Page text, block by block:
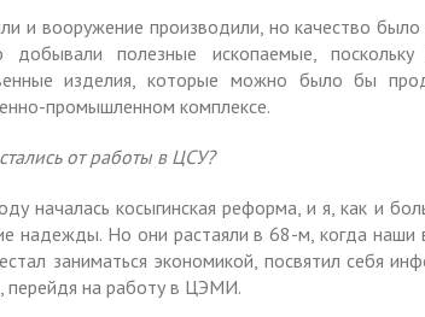
и вооружение производили, но качество
добывали полезные ископаемые,
изделия, которые можно было бы
промышленном комплексе.
от работы в ЦСУ?
началась косыгинская реформа, и я, как и
надежды. Но они растаяли в 68-м, когда наши
заниматься экономикой, посвятил себя
перейдя на работу в ЦЭМИ.